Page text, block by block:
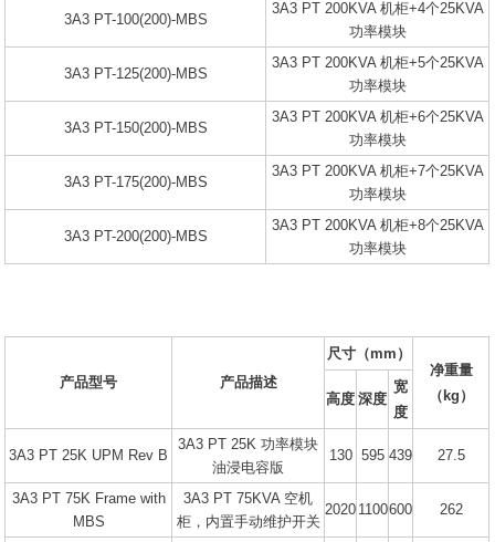
3A3 PT-100(200)-MBS
3A3 PT 200KVA 机柜+4个25KVA
功率模块
3A3 PT-125(200)-MBS
3A3 PT 200KVA 机柜+5个25KVA
功率模块
3A3 PT-150(200)-MBS
3A3 PT 200KVA 机柜+6个25KVA
功率模块
3A3 PT-175(200)-MBS
3A3 PT 200KVA 机柜+7个25KVA
功率模块
3A3 PT-200(200)-MBS
3A3 PT 200KVA 机柜+8个25KVA
功率模块
产品型号 产品描述
尺寸（mm）
净重量
（kg）
高度 深度
宽
度
3A3 PT 25K UPM Rev B
3A3 PT 25K 功率模块
油浸电容版
130 595 439 27.5
3A3 PT 75K Frame with
MBS
3A3 PT 75KVA 空机
柜，内置手动维护开关
2020 1100600 262